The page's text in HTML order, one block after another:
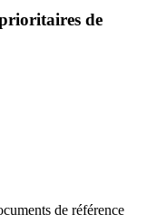
de
de référence